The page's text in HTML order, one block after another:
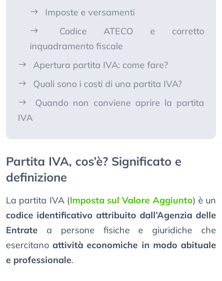
Imposte e versamenti
Codice ATECO e corretto
inquadramento fiscale
Apertura partita IVA: come fare?
Quali sono i costi di una partita IVA?
Quando non conviene aprire la partita
IVA
Partita IVA, cos’è? Significato e
definizione
La partita IVA (Imposta sul Valore Aggiunto) è un
codice identificativo attribuito dall’Agenzia delle
Entrate a persone fisiche e giuridiche che
esercitanoattività economiche in modo abituale
e professionale.